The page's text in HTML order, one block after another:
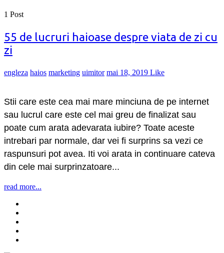
1 Post
55 de lucruri haioase despre viata de zi cu
zi
engleza haios marketing uimitor mai 18, 2019 Like
Stii care este cea mai mare minciuna de pe internet
sau lucrul care este cel mai greu de finalizat sau
poate cum arata adevarata iubire? Toate aceste
intrebari par normale, dar vei fi surprins sa vezi ce
raspunsuri pot avea. Iti voi arata in continuare cateva
din cele mai surprinzatoare...
read more...